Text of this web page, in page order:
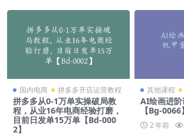
国内电商 拼多多开店运营教程
拼多多从0-1万单实操破局教
程，从业16年电商经验打磨，
目前日发单15万单【Bd-000
2】
其他课程
AI绘画进
【Bg-0066】
2 年前